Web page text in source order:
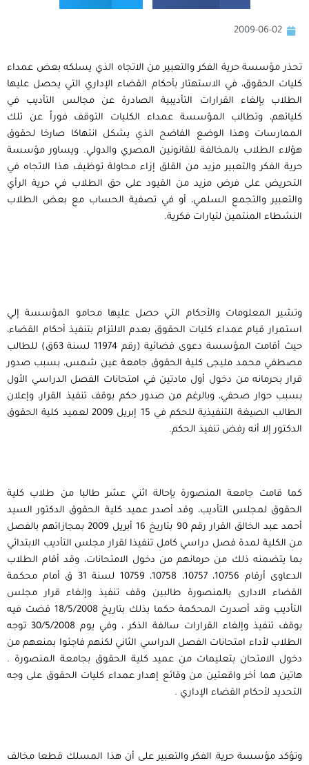
2009-06-02
تحذر مؤسسة حرية الفكر والتعبير من الاتجاه الذي يسلكه بعض عمداء
كليات الحقوق، في الاستهتار بأحكام القضاء الإداري التي يحصل عليها
الطلاب بإلغاء القرارات التأديبية الصادرة عن مجالس التأديب في
كلياتهم، وتطالب المؤسسة عمداء الكليات التوقف فوراً عن تلك
الممارسات وهذا الوضع الفاضح الذي يشكل انتهاكا صارخا لحقوق
هؤلاء الطلاب بالمخالفة للقانونين المصري والدولي. ويساور مؤسسة
حرية الفكر والتعبير مزيد من القلق إزاء محاولة توظيف هذا الاتجاه في
التحريض على فرض مزيد من القيود على حق الطلاب في حرية الرأي
والتعبير والتجمع السلمي، أو في تصفية الحساب مع بعض الطلاب
النشطاء المنتمين لتيارات فكرية.
وتشير المعلومات والأحكام التي حصل عليها محامو المؤسسة إلي
استمرار قيام عمداء كليات الحقوق بعدم الالتزام بتنفيذ أحكام القضاء،
حيث أقامت المؤسسة دعوى قضائية (رقم 11974 لسنة 63ق) للطالب
مصطفي محمد مليجى كلية الحقوق جامعة عين شمس، بسبب صدور
قرار بحرمانه من دخول أول مادتين في امتحانات الفصل الدراسي الأول
بسبب حوار صحفي، وبالرغم من صدور حكم بوقف تنفيذ القرار، وإعلان
الطالب الصيغة التنفيذية للحكم في 15 إبريل 2009 لعميد كلية الحقوق
الدكتور إلا أنه رفض تنفيذ الحكم.
كما قامت جامعة المنصورة بإحالة اثني عشر طالبا من طلاب كلية
الحقوق لمجلس التأديب، وقد أصدر عميد كلية الحقوق الدكتور السيد
أحمد عبد الخالق القرار رقم 90 بتاريخ 16 أبريل 2009 بمجازاتهم بالفصل
من الكلية لمدة فصل دراسي كامل تنفيذا لقرار مجلس التأديب الابتدائي
بما يتضمنه ذلك من حرمانهم من دخول الامتحانات، وقد أقام الطلاب
الدعاوى أرقام 10756، 10757، 10758، 10759 لسنة 31 ق أمام محكمة
القضاء الادارى بالمنصورة طالبين وقف تنفيذ وإلغاء قرار مجلس
التأديب وقد أصدرت المحكمة حكما بذلك بتاريخ 18/5/2008 قضت فيه
بوقف تنفيذ وإلغاء القرارات سالفة الذكر ، وفي يوم 30/5/2008 توجه
الطلاب لأداء امتحانات الفصل الدراسي الثاني لكنهم فاجئوا بمنعهم من
دخول الامتحان بتعليمات من عميد كلية الحقوق بجامعة المنصورة .
هاتين هما أخر واقعتين من وقائع إهدار عمداء كليات الحقوق على وجه
التحديد لأحكام القضاء الإداري .
وتؤكد مؤسسة حرية الفكر والتعبير على أن هذا المسلك قطعا مخالف